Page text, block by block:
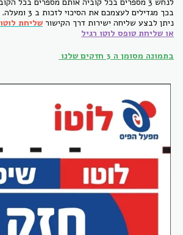
בכך מגדילים לעצמכם את הסיכוי לזכות ב 3 ומעלה.
ניתן לבצע שליחה ישירות דרך הקישור שליחת
או שליחת טופס לוטו רגיל
בתמונה מסומן ה 3 חזקים שלנו